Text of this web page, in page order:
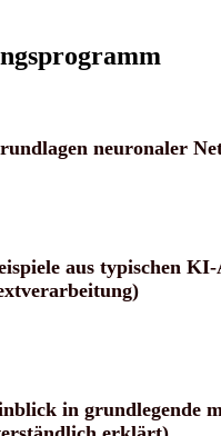
neuronaler
aus typischen
in grundlegende